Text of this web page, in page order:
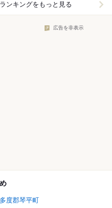
ンキングをもっと見る
広告を非表示
度郡琴平町